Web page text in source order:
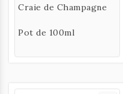
Craie de Champagne
Pot de 100ml